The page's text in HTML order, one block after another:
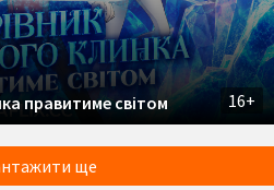
16+
правитиме світом
ще